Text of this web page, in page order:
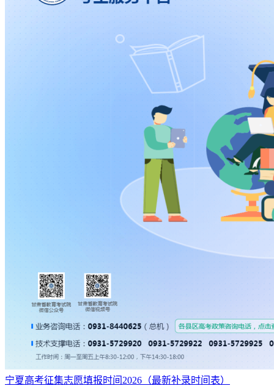
宁夏高考征集志愿填报时间2026（最新补录时间表）